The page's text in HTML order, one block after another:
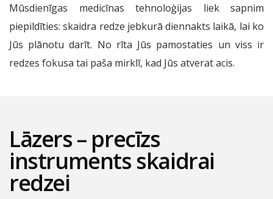
Mūsdienīgas medicīnas tehnoloģijas liek sapnim
piepildīties: skaidra redze jebkurā diennakts laikā, lai ko
Jūs plānotu darīt. No rīta Jūs pamostaties un viss ir
redzes fokusa tai paša mirklī, kad Jūs atverat acis.
Lāzers – precīzs
instruments skaidrai
redzei